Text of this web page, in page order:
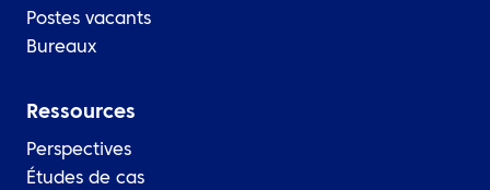
Postes vacants
Bureaux
Ressources
Perspectives
Études de cas